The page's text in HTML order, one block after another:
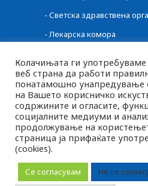
MK
- Светска здравствена
-Лекарска комора
-Фонд за здравство
-Фармацевтска комора
-Агенција за Храна и
Колачињата ги
веб страна да работи
понатамошно унапредување
на Вашето корисничко
содржините и огласите,
социјалните медиуми и
продолжување на
страница ја прифаќате
(cookies).
Се согласувам Не се